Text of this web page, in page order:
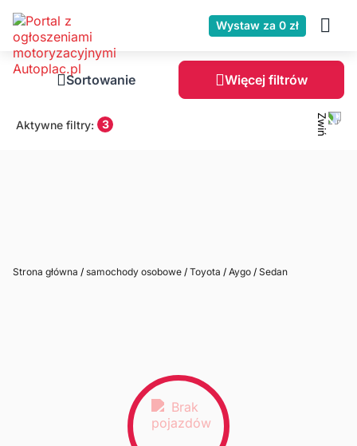
Wystaw za 0 zł
Sortowanie Więcej filtrów
Aktywne filtry: 3
Strona główna / samochody osobowe / Toyota / Aygo / Sedan